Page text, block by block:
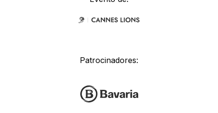
Patrocinadores: